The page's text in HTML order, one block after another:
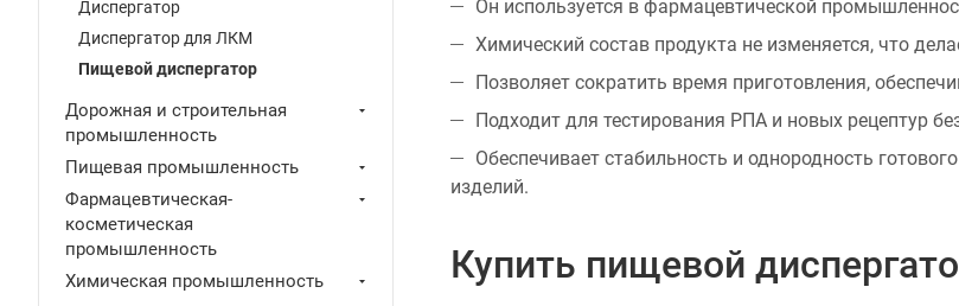
Он используется в фармацевтической
Химический состав продукта не изменяется, что
Позволяет сократить время приготовления,
Подходит для тестирования РПА и новых рецептур
Обеспечивает стабильность и однородность
изделий.
Купить пищевой
Диспергатор
Диспергатор для ЛКМ
Пищевой диспергатор
Дорожная и строительная
промышленность
Пищевая промышленность
Фармацевтическая-
косметическая
промышленность
Химическая промышленность